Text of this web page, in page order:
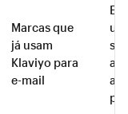
Marcas que
já usam
Klaviyo para
e-mail
E-